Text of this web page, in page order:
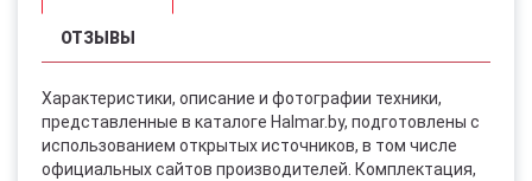
ОТЗЫВЫ
Характеристики, описание и фотографии техники,
представленные в каталоге Halmar.by, подготовлены с
использованием открытых источников, в том числе
официальных сайтов производителей. Комплектация,